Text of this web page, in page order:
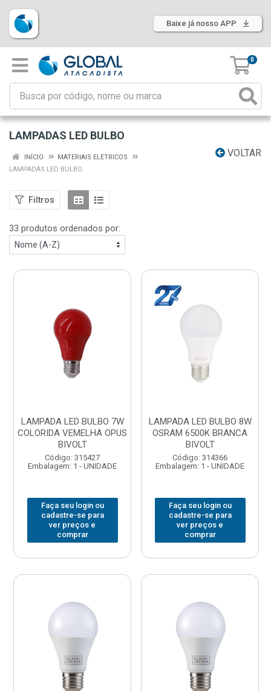
Baixe já nosso APP
0
LAMPADAS LED BULBO
VOLTAR
INÍCIO
MATERIAIS ELETRICOS
LAMPADAS LED BULBO
Filtros
33 produtos ordenados por:
LAMPADA LED BULBO 7W
COLORIDA VEMELHA OPUS
BIVOLT
Código: 315427
Embalagem: 1 - UNIDADE
Faça seu login ou
cadastre-se para
ver preços e
comprar
LAMPADA LED BULBO 8W
OSRAM 6500K BRANCA
BIVOLT
Código: 314366
Embalagem: 1 - UNIDADE
Faça seu login ou
cadastre-se para
ver preços e
comprar